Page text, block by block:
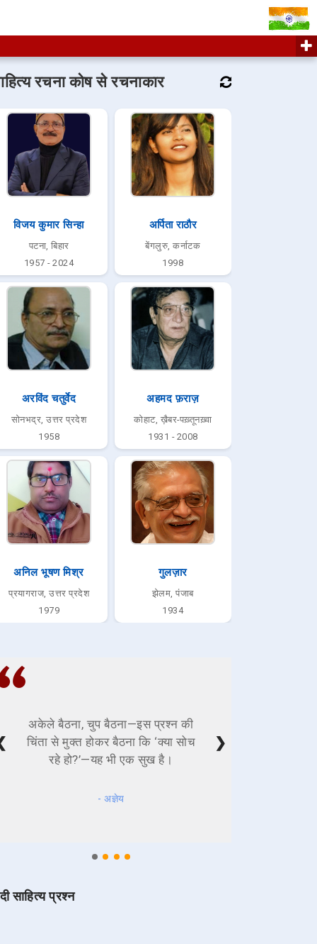
रचना कोष से रचनाकार
विजय कुमार सिन्हा
पटना, बिहार
1957 - 2024
अर्पिता राठौर
बेंगलुरु, कर्नाटक
1998
अरविंद चतुर्वेद
सोनभद्र, उत्तर प्रदेश
1958
अहमद फ़राज़
कोहाट, ख़ैबर-पख़्तूनख़्वा
1931 - 2008
अनिल भूषण मिश्र
प्रयागराज, उत्तर प्रदेश
1979
गुलज़ार
झेलम, पंजाब
1934
अकेले बैठना, चुप बैठना—इस प्रश्न की
चिंता से मुक्त होकर बैठना कि ‘क्या सोच
रहे हो?’—यह भी एक सुख है।
- अज्ञेय
❯
साहित्य प्रश्न